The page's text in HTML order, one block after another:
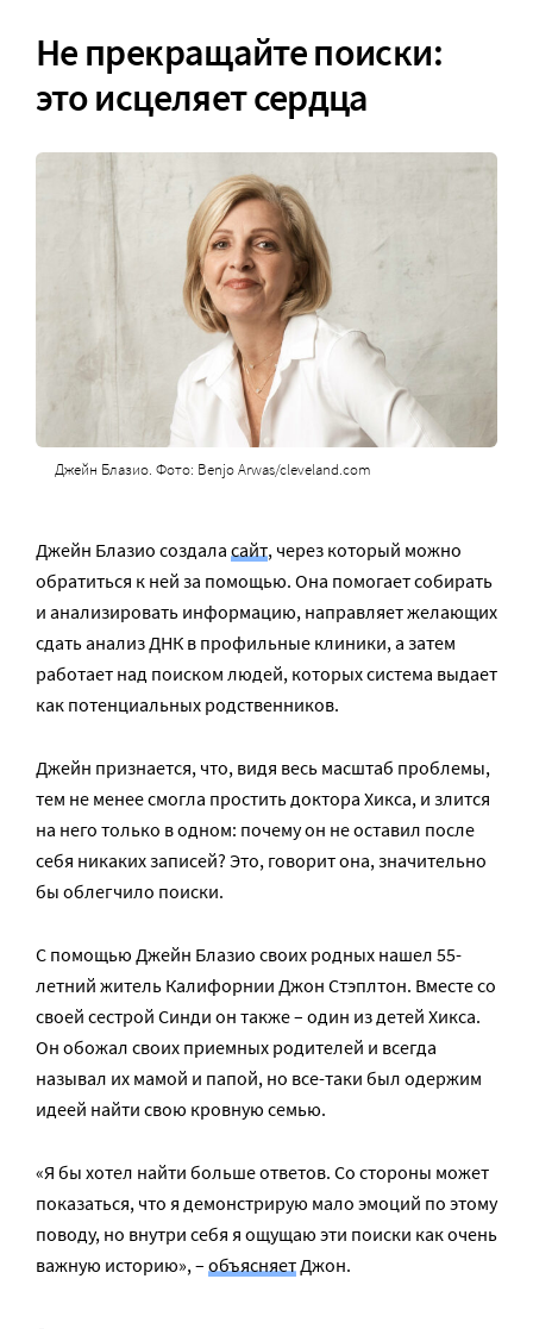
Не прекращайте поиски:
это исцеляет сердца
Джейн Блазио. Фото: Benjo Arwas/cleveland.com
Джейн Блазио создала сайт, через который можно
обратиться к ней за помощью. Она помогает собирать
и анализировать информацию, направляет желающих
сдать анализ ДНК в профильные клиники, а затем
работает над поиском людей, которых система выдает
как потенциальных родственников.
Джейн признается, что, видя весь масштаб проблемы,
тем не менее смогла простить доктора Хикса, и злится
на него только в одном: почему он не оставил после
себя никаких записей? Это, говорит она, значительно
бы облегчило поиски.
С помощью Джейн Блазио своих родных нашел 55-
летний житель Калифорнии Джон Стэплтон. Вместе со
своей сестрой Синди он также – один из детей Хикса.
Он обожал своих приемных родителей и всегда
называл их мамой и папой, но все-таки был одержим
идеей найти свою кровную семью.
«Я бы хотел найти больше ответов. Со стороны может
показаться, что я демонстрирую мало эмоций по этому
поводу, но внутри себя я ощущаю эти поиски как очень
важную историю», – объясняетДжон.